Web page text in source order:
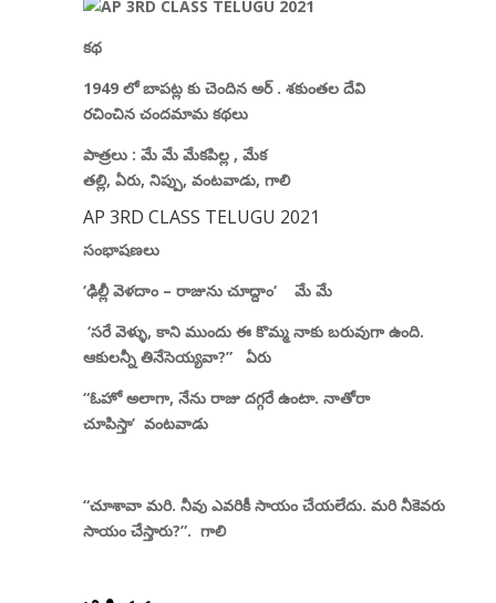
కథ
1949 లో బాపట్ల కు చెందిన అర్. శకుంతల దేవి
రచించిన చందమామ కథలు
పాత్రలు: మే మే మేకపిల్ల, మేక
తల్లి, ఏరు, నిప్పు, వంటవాడు, గాలి
AP 3RD CLASS TELUGU 2021
సంభాషణలు
‘ఢిల్లీ వెళదాం – రాజును చూద్దాం‘ మే మే
‘సరే వెళ్ళు, కాని ముందు ఈ కొమ్మ నాకు బరువుగా ఉంది.
ఆకులన్నీ తినేసెయ్యవా?” ఏరు
“ఓహో అలాగా, నేను రాజు దగ్గరే ఉంటా. నాతోరా
చూపిస్తా‘ వంటవాడు
“చూశావా మరి. నీవు ఎవరికీ సాయం చేయలేదు. మరి నీకెవరు
సాయం చేస్తారు?”. గాలి